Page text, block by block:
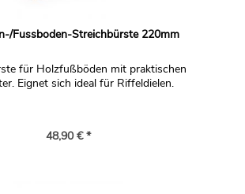
Fussboden-Streichbürste 220mm
für Holzfußböden mit praktischen
Eignet sich ideal für Riffeldielen.
48,90 € *